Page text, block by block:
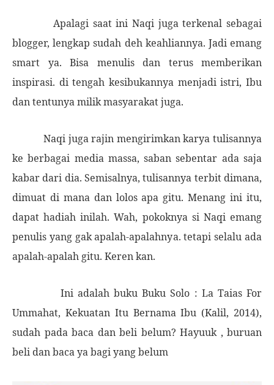
Apalagi saat ini Naqi juga terkenal sebagai
blogger, lengkap sudah deh keahliannya. Jadi emang
smart ya. Bisa menulis dan terus memberikan
inspirasi. ditengah kesibukannya menjadi istri, Ibu
dan tentunya milik masyarakat juga.
Naqi juga rajin mengirimkan karya tulisannya
ke berbagai media massa, saban sebentar ada saja
kabar dari dia. Semisalnya, tulisannya terbit dimana,
dimuat di mana dan lolos apa gitu. Menang ini itu,
dapat hadiah inilah. Wah, pokoknya si Naqi emang
penulis yang gak apalah-apalahnya. tetapi selalu ada
apalah-apalah gitu. Keren kan.
Ini adalah buku Buku Solo : La Taias For
Ummahat, Kekuatan Itu Bernama Ibu (Kalil, 2014),
sudah pada baca dan beli belum? Hayuuk , buruan
beli dan baca ya bagi yang belum